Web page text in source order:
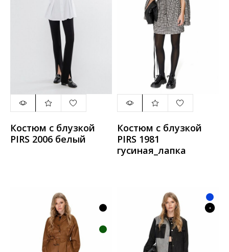
Костюм с блузкой
PIRS 2006 белый
Костюм с блузкой
PIRS 1981
гусиная_лапка